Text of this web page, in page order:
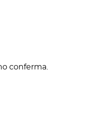
conferma.